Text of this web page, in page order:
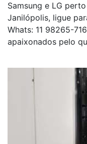
Samsung e LG
Janilópolis, ligue
Whats: 11 98265-
apaixonados pelo